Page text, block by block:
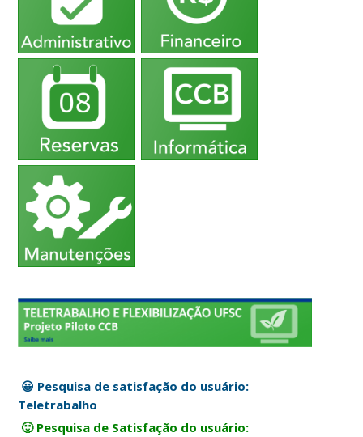
😀 Pesquisa de satisfação do usuário:
Teletrabalho
🙂 Pesquisa de Satisfação do usuário: